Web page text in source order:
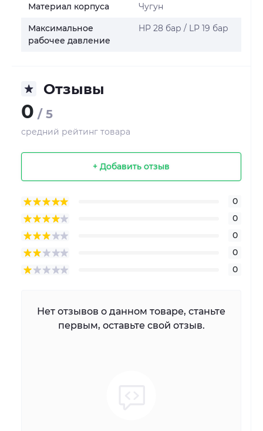
Материал корпуса Чугун
Максимальное
рабочее давление
HP 28 бар / LP 19 бар
Отзывы
0 / 5
средний рейтинг товара
+ Добавить отзыв
0
0
0
0
0
Нет отзывов о данном товаре, станьте
первым, оставьте свой отзыв.